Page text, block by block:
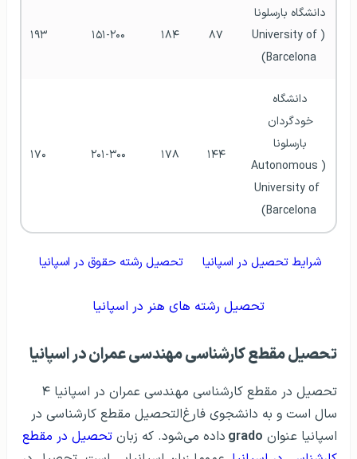
(University of
Barcelona)
۸۷ ۱۸۴ ۱۵۱-۲۰۰ ۱۹۳
(Autonomous
University of
Barcelona)
۱۴۴ ۱۷۸ ۲۰۱-۳۰۰ ۱۷۰
شرایط تحصیل در اسپانیا تحصیل رشته حقوق در اسپانیا
تحصیل رشته های هنر در اسپانیا
تحصیل مقطع کارشناسی مهندسی عمران در اسپانیا
تحصیل در مقطع کارشناسی مهندسی عمران در اسپانیا ۴
سال است و به دانشجوی فارغ‌التحصیل مقطع کارشناسی در
اسپانیا عنوان grado داده می‌شود. که زبان تحصیل در مقطع